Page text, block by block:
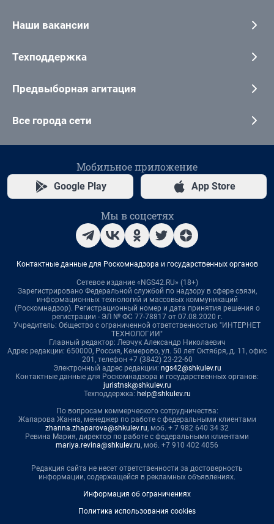
Наши вакансии
Техподдержка
Предвыборная агитация
Все города сети
Мобильное приложение
Google Play App Store
Мы в соцсетях
Контактные данные для Роскомнадзора и государственных органов
Сетевое издание «NGS42.RU» (18+)
Зарегистрировано Федеральной службой по надзору в сфере связи,
информационных технологий и массовых коммуникаций
(Роскомнадзор). Регистрационный номер и дата принятия решения о
регистрации - ЭЛ № ФС 77-78817 от 07.08.2020 г.
Учредитель: Общество с ограниченной ответственностью "ИНТЕРНЕТ
ТЕХНОЛОГИИ"
Главный редактор: Левчук Александр Николаевич
Адрес редакции: 650000, Россия, Кемерово, ул. 50 лет Октября, д. 11, офис
201, телефон +7 (3842) 23-22-60
Электронный адрес редакции: ngs42@shkulev.ru
Контактные данные для Роскомнадзора и государственных органов:
juristnsk@shkulev.ru
Техподдержка: help@shkulev.ru
По вопросам коммерческого сотрудничества:
Жапарова Жанна, менеджер по работе с федеральными клиентами
zhanna.zhaparova@shkulev.ru, моб. + 7 982 640 34 32
Ревина Мария, директор по работе с федеральными клиентами
mariya.revina@shkulev.ru, моб. +7 910 402 4056
Редакция сайта не несет ответственности за достоверность
информации, содержащейся в рекламных объявлениях.
Информация об ограничениях
Политика использования cookies